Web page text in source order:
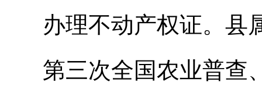
办理不动产权证。县
第三次全国农业普查